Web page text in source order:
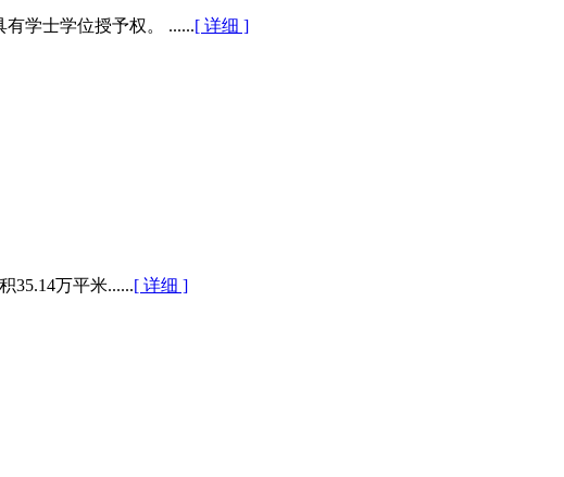
学士学位授予权。 ......[ 详细 ]
35.14万平米......[ 详细 ]